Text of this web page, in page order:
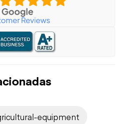
equipment